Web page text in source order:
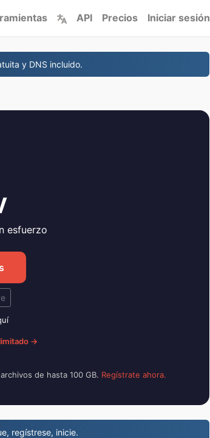
API Precios Iniciar sesión
y DNS incluido.
esfuerzo
→
de hasta 100 GB. Regístrate ahora.
regístrese, inicie.